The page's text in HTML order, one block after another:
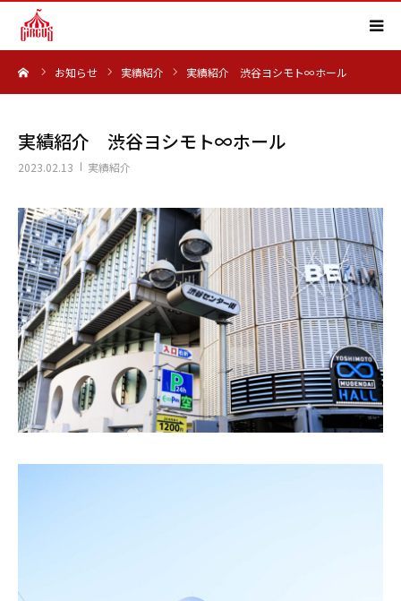
お知らせ 実績紹介 実績紹介 渋谷ヨシモト∞ホール
実績紹介 渋谷ヨシモト∞ホール
2023.02.13 実績紹介
HOME
実績紹介
会社概要
求人情報
よくある質問
お知らせ
お問い合わせ